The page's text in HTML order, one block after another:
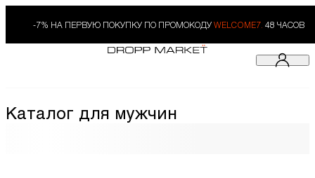
-7% НА ПЕРВУЮ ПОКУПКУ ПО ПРОМОКОДУ WELCOME7. 48 ЧАСОВ
Каталог для мужчин